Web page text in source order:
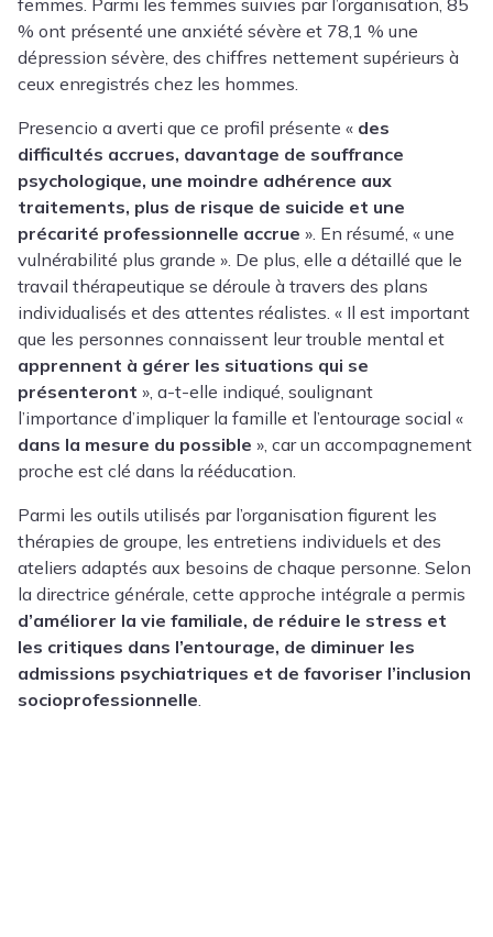
femmes. Parmi les femmes suivies par l’organisation, 85
% ont présenté une anxiété sévère et 78,1 % une
dépression sévère, des chiffres nettement supérieurs à
ceux enregistrés chez les hommes.
Presencio a averti que ce profil présente « des
difficultés accrues, davantage de souffrance
psychologique, une moindre adhérence aux
traitements, plus de risque de suicide et une
précarité professionnelle accrue ». En résumé, « une
vulnérabilité plus grande ». De plus, elle a détaillé que le
travail thérapeutique se déroule à travers des plans
individualisés et des attentes réalistes. « Il est important
que les personnes connaissent leur trouble mental et
apprennent à gérer les situations qui se
présenteront », a-t-elle indiqué, soulignant
l’importance d’impliquer la famille et l’entourage social «
dans la mesure du possible », car un accompagnement
proche est clé dans la rééducation.
Parmi les outils utilisés par l’organisation figurent les
thérapies de groupe, les entretiens individuels et des
ateliers adaptés aux besoins de chaque personne. Selon
la directrice générale, cette approche intégrale a permis
d’améliorer la vie familiale, de réduire le stress et
les critiques dans l’entourage, de diminuer les
admissions psychiatriques et de favoriser l’inclusion
socioprofessionnelle.